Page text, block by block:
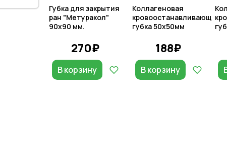
Губка для закрытия
ран "Метуракол"
90х90 мм.
270₽
В корзину
Коллагеновая
кровоостанавливающая
губка 50х50мм
188₽
В корзину